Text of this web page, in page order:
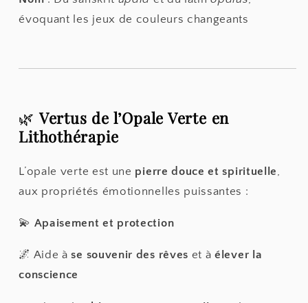
évoquant les jeux de couleurs changeants
🌿Vertus de l’Opale Verte en
Lithothérapie
L’opale verte est une pierre douce et spirituelle,
aux propriétés émotionnelles puissantes :
💫 Apaisement et protection
🌌 Aide àse souvenir des rêves et àélever la
conscience